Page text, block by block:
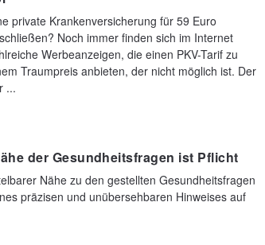
private Krankenversicherung für 59 Euro
Noch immer finden sich im Internet
Werbeanzeigen, die einen PKV-Tarif zu
Traumpreis anbieten, der nicht möglich ist. Der
...
der Gesundheitsfragen ist Pflicht
Nähe zu den gestellten Gesundheitsfragen
präzisen und unübersehbaren Hinweises auf